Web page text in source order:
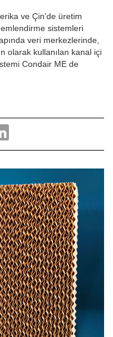
ve Çin'de üretim
sistemleri
veri merkezlerinde,
olarak kullanılan kanal içi
Condair ME de